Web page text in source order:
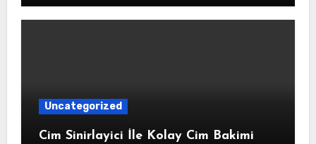
Uncategorized
Cim Sinirlayici İle Kolay Cim Bakimi